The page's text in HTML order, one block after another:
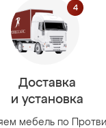
Доставка
и установка
мебель по